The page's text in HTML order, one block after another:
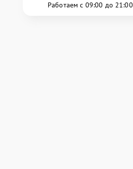
Работаем с 09:00 до 21:00